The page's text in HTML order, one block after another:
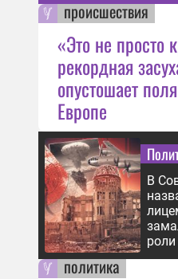
происшествия
«Это не просто
рекордная
опустошает
Европе
В
политика